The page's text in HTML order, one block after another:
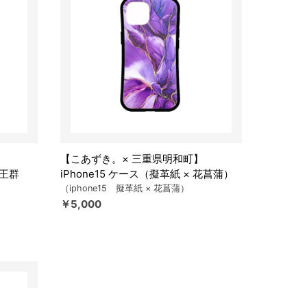
群
【こあずき。× 三重県明和町】
iPhone15 ケース（擬革紙 × 花菖蒲）
（iphone15 擬革紙 × 花菖蒲）
￥5,000